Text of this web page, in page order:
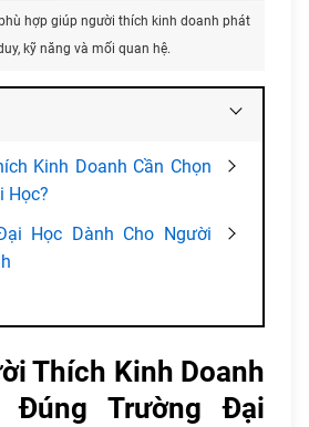
hợp giúp người thích kinh doanh phát
kỹ năng và mối quan hệ.
Kinh Doanh Cần Chọn
Học?
Học Dành Cho Người
Thích Kinh Doanh
Đúng Trường Đại